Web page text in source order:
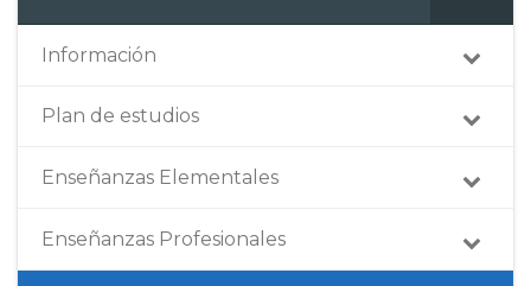
Información
Plan de estudios
Enseñanzas Elementales
Enseñanzas Profesionales